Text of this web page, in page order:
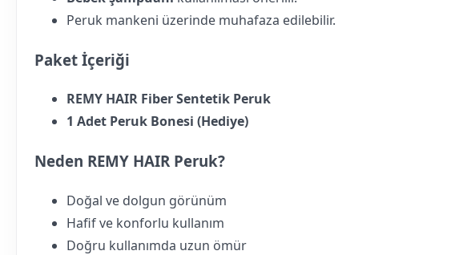
Peruk mankeni üzerinde muhafaza edilebilir.
Paket İçeriği
REMY HAIR Fiber Sentetik Peruk
1 Adet Peruk Bonesi (Hediye)
Neden REMY HAIR Peruk?
Doğal ve dolgun görünüm
Hafif ve konforlu kullanım
Doğru kullanımda uzun ömür